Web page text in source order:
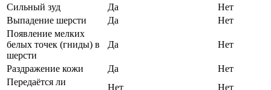
Сильный зуд
Да
Нет
Выпадение шерсти
Да
Нет
Появление мелких
белых точек (гниды) в
шерсти
Да Нет
Раздражение кожи Да
Нет
Передаётся ли
Нет Нет